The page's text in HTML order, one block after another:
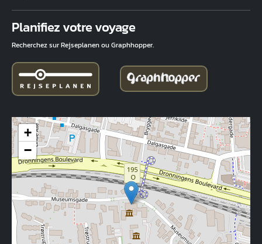
Planifiez votre voyage
Recherchez sur Rejseplanen ou Graphhopper.
+
−